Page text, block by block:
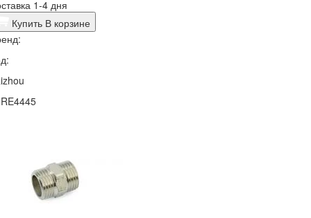
1-4 дня
Купить В корзине